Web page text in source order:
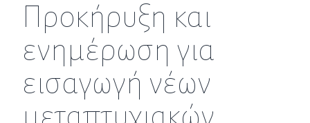
Προκήρυξη και
ενημέρωση για
εισαγωγή νέων